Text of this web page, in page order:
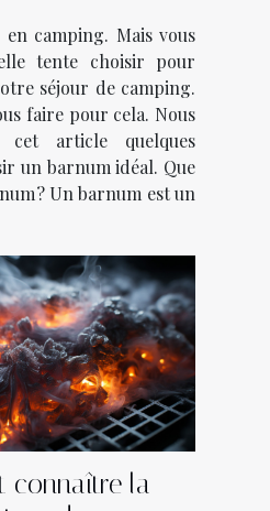
camping. Mais vous
tente choisir pour
séjour de camping.
faire pour cela. Nous
cet article quelques
un barnum idéal. Que
? Un barnum est un
connaître la